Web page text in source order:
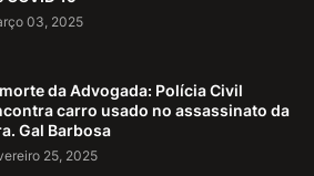
03, 2025
da Advogada: Polícia Civil
carro usado no assassinato da
Gal Barbosa
25, 2025